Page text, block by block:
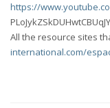
https://
All the resource sites
international.com/